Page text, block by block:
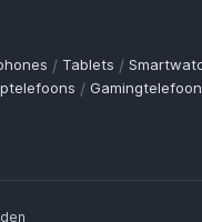
/ Tablets /
/